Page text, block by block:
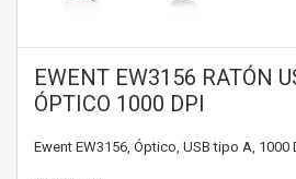
EWENT EW3156 RATÓN
ÓPTICO 1000 DPI
Ewent EW3156, Óptico, USB tipo A, 1000